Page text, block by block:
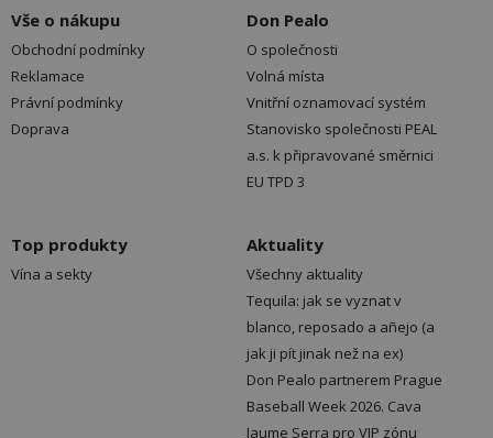
Vše o nákupu
Obchodní podmínky
Reklamace
Právní podmínky
Doprava
Don Pealo
O společnosti
Volná místa
Vnitřní oznamovací systém
Stanovisko společnosti PEAL
a.s. k připravované směrnici
EU TPD 3
Top produkty
Vína a sekty
Aktuality
Všechny aktuality
Tequila: jak se vyznat v
blanco, reposado a añejo (a
jak ji pít jinak než na ex)
Don Pealo partnerem Prague
Baseball Week 2026. Cava
Jaume Serra pro VIP zónu